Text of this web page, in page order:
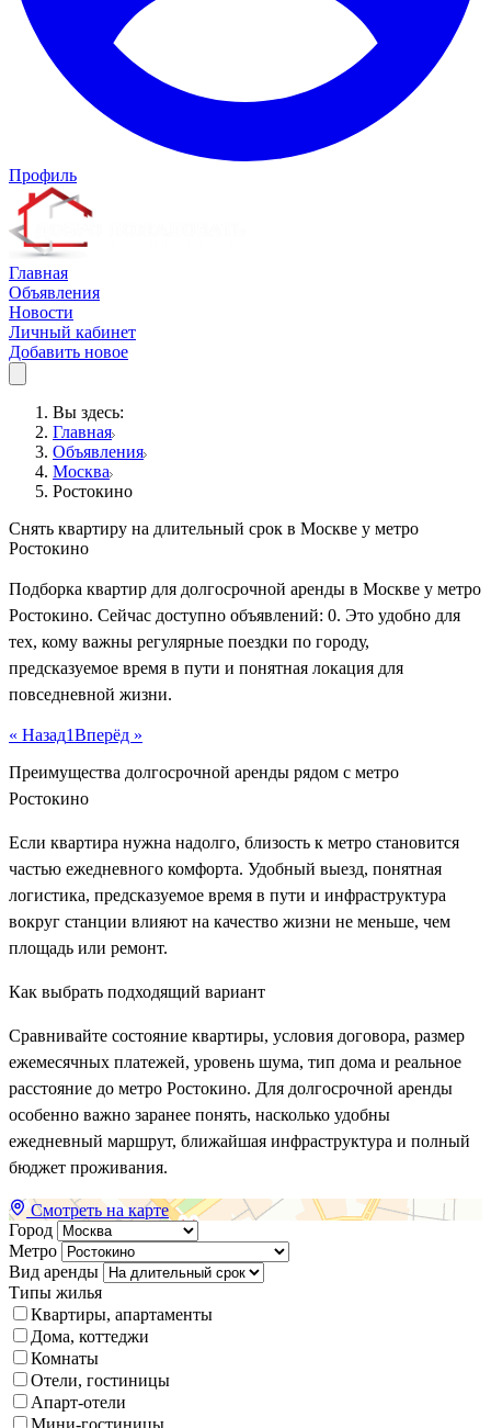
Профиль
Главная
Объявления
Новости
Личный кабинет
Добавить новое
Вы здесь:
Главная
Объявления
Москва
Ростокино
Снять квартиру на длительный срок в Москве у метро
Ростокино
Подборка квартир для долгосрочной аренды в Москве у метро
Ростокино. Сейчас доступно объявлений: 0. Это удобно для
тех, кому важны регулярные поездки по городу,
предсказуемое время в пути и понятная локация для
повседневной жизни.
« Назад1Вперёд »
Преимущества долгосрочной аренды рядом с метро
Ростокино
Если квартира нужна надолго, близость к метро становится
частью ежедневного комфорта. Удобный выезд, понятная
логистика, предсказуемое время в пути и инфраструктура
вокруг станции влияют на качество жизни не меньше, чем
площадь или ремонт.
Как выбрать подходящий вариант
Сравнивайте состояние квартиры, условия договора, размер
ежемесячных платежей, уровень шума, тип дома и реальное
расстояние до метро Ростокино. Для долгосрочной аренды
особенно важно заранее понять, насколько удобны
ежедневный маршрут, ближайшая инфраструктура и полный
бюджет проживания.
Смотреть на карте
Город
Метро
Вид аренды
Типы жилья
Квартиры, апартаменты
Дома, коттеджи
Комнаты
Отели, гостиницы
Апарт-отели